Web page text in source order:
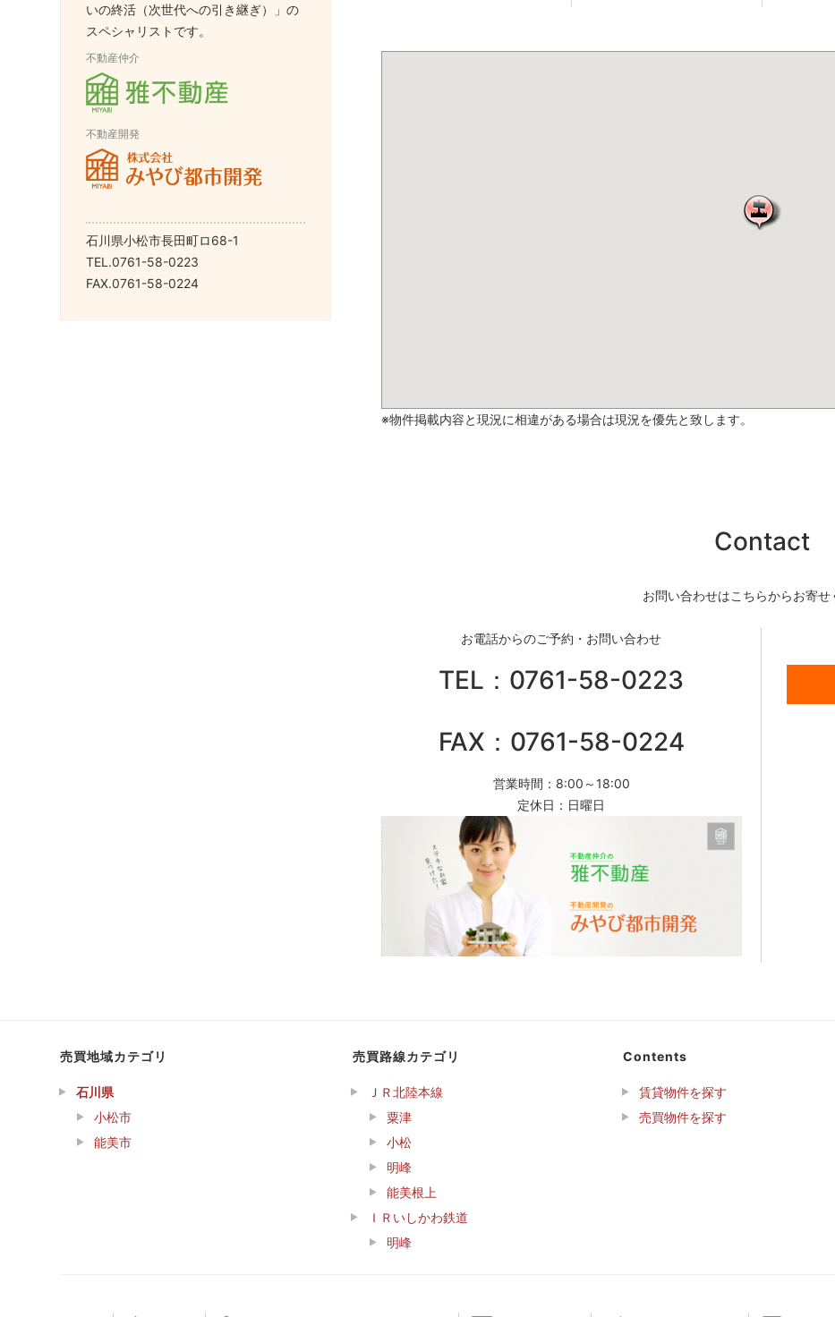
※物件掲載内容と現況に相違がある場合は現況を優先と致します。
Contact
お問い合わせはこちらからお寄せ
お電話からのご予約・お問い合わせ
TEL：0761-58-0223
FAX：0761-58-0224
営業時間：8:00～18:00
定休日：日曜日
いの終活（次世代への引き継ぎ）」の
スペシャリストです。
不動産仲介
不動産開発
石川県小松市長田町ロ68-1
TEL.0761-58-0223
FAX.0761-58-0224
売買地域カテゴリ
石川県
小松市
能美市
売買路線カテゴリ
ＪＲ北陸本線
粟津
小松
明峰
能美根上
ＩＲいしかわ鉄道
明峰
Contents
賃貸物件を探す
売買物件を探す